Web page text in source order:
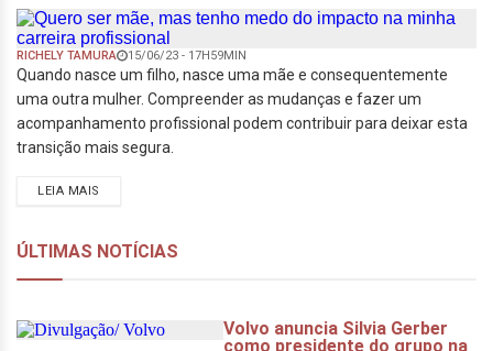
RICHELY TAMURA 15/06/23 - 17H59MIN
Quando nasce um filho, nasce uma mãe e consequentemente
uma outra mulher. Compreender as mudanças e fazer um
acompanhamento profissional podem contribuir para deixar esta
transição mais segura.
LEIA MAIS